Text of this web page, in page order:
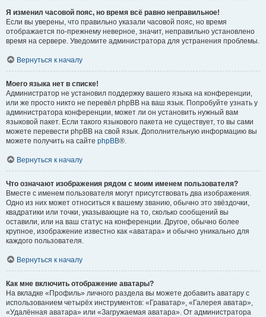
Я изменил часовой пояс, но время всё равно неправильное!
Если вы уверены, что правильно указали часовой пояс, но время
отображается по-прежнему неверное, значит, неправильно установлено
время на сервере. Уведомите администратора для устранения проблемы.
Вернуться к началу
Моего языка нет в списке!
Администратор не установил поддержку вашего языка на конференции,
или же просто никто не перевёл phpBB на ваш язык. Попробуйте узнать у
администратора конференции, может ли он установить нужный вам
языковой пакет. Если такого языкового пакета не существует, то вы сами
можете перевести phpBB на свой язык. Дополнительную информацию вы
можете получить на сайте phpBB®.
Вернуться к началу
Что означают изображения рядом с моим именем пользователя?
Вместе с именем пользователя могут присутствовать два изображения.
Одно из них может относиться к вашему званию, обычно это звёздочки,
квадратики или точки, указывающие на то, сколько сообщений вы
оставили, или на ваш статус на конференции. Другое, обычно более
крупное, изображение известно как «аватара» и обычно уникально для
каждого пользователя.
Вернуться к началу
Как мне включить отображение аватары?
На вкладке «Профиль» личного раздела вы можете добавить аватару с
использованием четырёх инструментов: «Граватар», «Галерея аватар»,
«Удалённая аватара» или «Загружаемая аватара». От администратора